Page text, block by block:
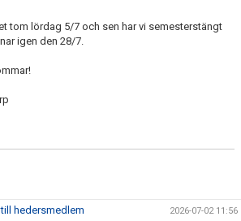
tom lördag 5/7 och sen har vi semesterstängt
igen den 28/7.
hedersmedlem 2026-07-02 11:56